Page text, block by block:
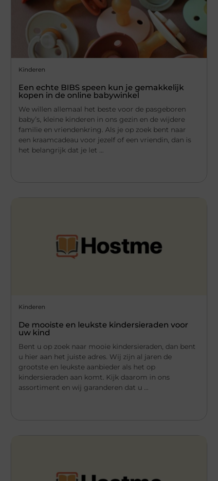
Kinderen
Een echte BIBS speen kun je gemakkelijk
kopen in de online babywinkel
We willen allemaal het beste voor de pasgeboren
baby’s, kleine kinderen in ons gezin en de wijdere
familie en vriendenkring. Als je op zoek bent naar
een kraamcadeau voor jezelf of een vriendin, dan is
het belangrijk dat je let ...
Kinderen
De mooiste en leukste kindersieraden voor
uw kind
Bent u op zoek naar mooie kindersieraden, dan bent
u hier aan het juiste adres. Wij zijn al jaren de
grootste en leukste aanbieder als het op
kindersieraden aan komt. Kijk daarom in ons
assortiment en wij garanderen dat u ...